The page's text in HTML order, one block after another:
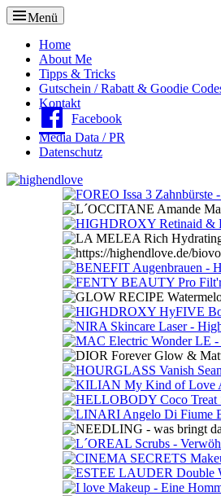
Menü
Oberes
Menü
Home
About Me
Tipps & Tricks
Gutschein / Rabatt & Goodie
Kontakt
Facebook
Media Data / PR
Datenschutz